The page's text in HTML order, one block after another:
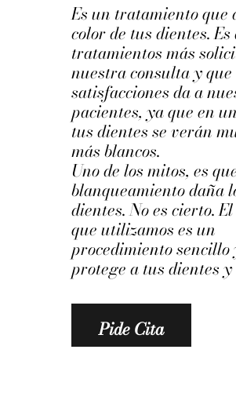
Es un tratamiento que
color de tus dientes. Es
tratamientos más
nuestra consulta y que
satisfacciones da a
pacientes, ya que en
tus dientes se verán
más blancos.
Uno de los mitos, es
blanqueamiento daña
dientes. No es cierto.
que utilizamos es un
procedimiento sencillo
protege a tus dientes y
Pide Cita